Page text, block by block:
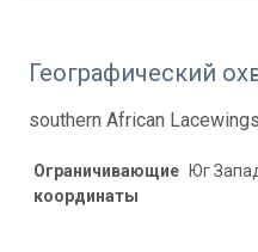
Географический
southern African Lacewings
Ограничивающие
координаты
Юг